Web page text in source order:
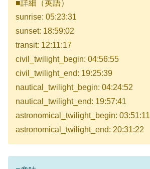
■詳細（英語）
sunrise: 05:23:31
sunset: 18:59:02
transit: 12:11:17
civil_twilight_begin: 04:56:55
civil_twilight_end: 19:25:39
nautical_twilight_begin: 04:24:52
nautical_twilight_end: 19:57:41
astronomical_twilight_begin: 03:51:11
astronomical_twilight_end: 20:31:22